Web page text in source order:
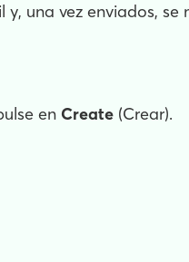
una vez enviados,
en Create (Crear).